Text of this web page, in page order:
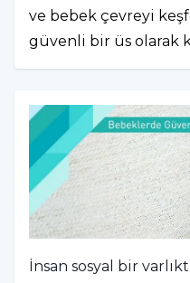
ve bebek çevreyi
güvenli bir üs olarak
İnsan sosyal bir